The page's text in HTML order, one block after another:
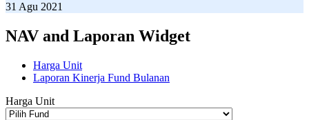
31 Agu 2021
NAV and Laporan Widget
Harga Unit
Laporan Kinerja Fund Bulanan
Harga Unit